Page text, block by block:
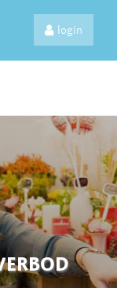
login